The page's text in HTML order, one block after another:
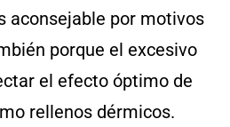
aconsejable por motivos
porque el excesivo
el efecto óptimo de
rellenos dérmicos.